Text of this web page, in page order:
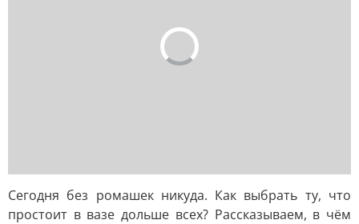
Сегодня без ромашек никуда. Как выбрать ту, что
простоит в вазе дольше всех? Рассказываем, в чём